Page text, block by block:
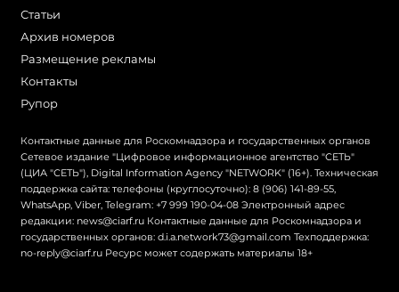
Статьи
Архив номеров
Размещение рекламы
Контакты
Рупор
Контактные данные для Роскомнадзора и государственных органов
Сетевое издание "Цифровое информационное агентство "СЕТЬ"
(ЦИА "СЕТЬ"), Digital Information Agency "NETWORK" (16+). Техническая
поддержка сайта: телефоны (круглосуточно): 8 (906) 141-89-55,
WhatsApp, Viber, Telegram: +7 999 190-04-08 Электронный адрес
редакции: news@ciarf.ru Контактные данные для Роскомнадзора и
государственных органов: d.i.a.network73@gmail.com Техподдержка:
no-reply@ciarf.ru Ресурс может содержать материалы 18+